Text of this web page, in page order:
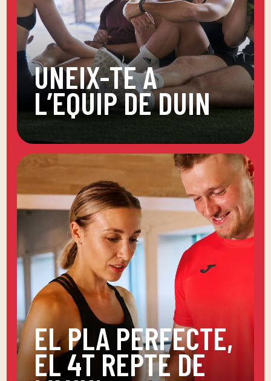
UNEIX-TE A
L’EQUIP DE DUIN
EL PLA PERFECTE,
EL 4T REPTE DE